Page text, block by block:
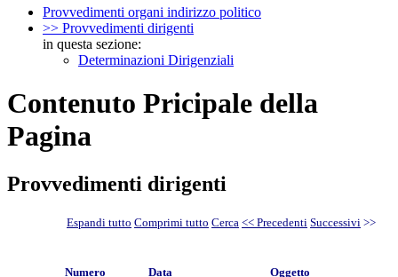
Provvedimenti organi indirizzo politico
>> Provvedimenti dirigenti
in questa sezione:
Determinazioni Dirigenziali
Contenuto Pricipale della
Pagina
Provvedimenti dirigenti
Espandi tutto Comprimi tutto Cerca << Precedenti Successivi >>
Numero Data Oggetto